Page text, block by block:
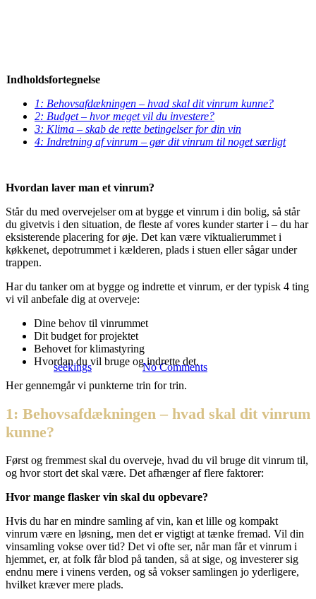
Vinkælder
Sådan bygger du dit eget
vinrum
Skrevet afseekings17/01/2025No Comments
Indholdsfortegnelse
1: Behovsafdækningen – hvad skal dit vinrum kunne?
2: Budget – hvor meget vil du investere?
3: Klima – skab de rette betingelser for din vin
4: Indretning af vinrum – gør dit vinrum til noget særligt
Hvordan laver man et vinrum?
Står du med overvejelser om at bygge et vinrum i din bolig, så står
du givetvis i den situation, de fleste af vores kunder starter i – du har
eksisterende placering for øje. Det kan være viktualierummet i
køkkenet, depotrummet i kælderen, plads i stuen eller sågar under
trappen.
Har du tanker om at bygge og indrette et vinrum, er der typisk 4 ting
vi vil anbefale dig at overveje:
Dine behov til vinrummet
Dit budget for projektet
Behovet for klimastyring
Hvordan du vil bruge og indrette det.
Her gennemgår vi punkterne trin for trin.
1: Behovsafdækningen – hvad skal dit vinrum
kunne?
Først og fremmest skal du overveje, hvad du vil bruge dit vinrum til,
og hvor stort det skal være. Det afhænger af flere faktorer:
Hvor mange flasker vin skal du opbevare?
Hvis du har en mindre samling af vin, kan et lille og kompakt
vinrum være en løsning, men det er vigtigt at tænke fremad. Vil din
vinsamling vokse over tid? Det vi ofte ser, når man får et vinrum i
hjemmet, er, at folk får blod på tanden, så at sige, og investerer sig
endnu mere i vinens verden, og så vokser samlingen jo yderligere,
hvilket kræver mere plads.